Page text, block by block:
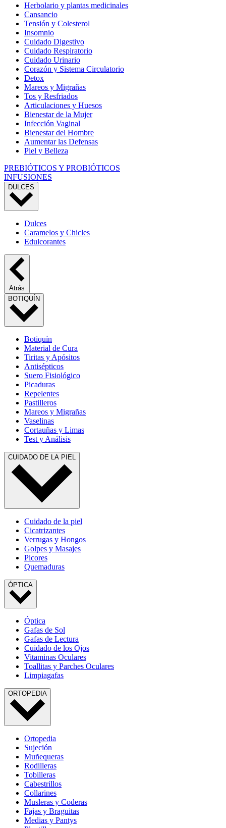
Herbolario y plantas medicinales
Cansancio
Tensión y Colesterol
Insomnio
Cuidado Digestivo
Cuidado Respiratorio
Cuidado Urinario
Corazón y Sistema Circulatorio
Detox
Mareos y Migrañas
Tos y Resfriados
Articulaciones y Huesos
Bienestar de la Mujer
Infección Vaginal
Bienestar del Hombre
Aumentar las Defensas
Piel y Belleza
PREBIÓTICOS Y PROBIÓTICOS
INFUSIONES
DULCES
Dulces
Caramelos y Chicles
Edulcorantes
Atrás
BOTIQUÍN
Botiquín
Material de Cura
Tiritas y Apósitos
Antisépticos
Suero Fisiológico
Picaduras
Repelentes
Pastilleros
Mareos y Migrañas
Vaselinas
Cortauñas y Limas
Test y Análisis
CUIDADO DE LA PIEL
Cuidado de la piel
Cicatrizantes
Verrugas y Hongos
Golpes y Masajes
Picores
Quemaduras
ÓPTICA
Óptica
Gafas de Sol
Gafas de Lectura
Cuidado de los Ojos
Vitaminas Oculares
Toallitas y Parches Oculares
Limpiagafas
ORTOPEDIA
Ortopedia
Sujeción
Muñequeras
Rodilleras
Tobilleras
Cabestrillos
Collarines
Musleras y Coderas
Fajas y Braguitas
Medias y Pantys